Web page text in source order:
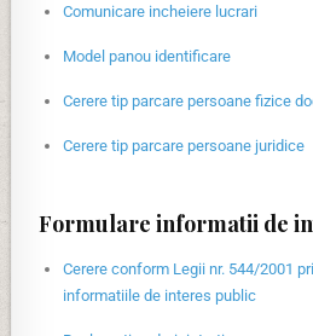
Comunicare incheiere lucrari
Model panou identificare
Cerere tip parcare persoane fizice
Cerere tip parcare persoane juridice
Formulare informatii de
Cerere conform Legii nr. 544/2001
informatiile de interes public